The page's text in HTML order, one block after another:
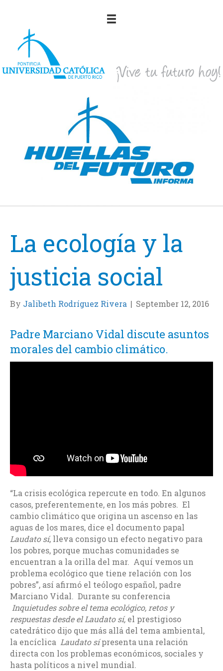
La ecología y la
justicia social
By Jalibeth Rodríguez Rivera | September 12, 2016
Padre Marciano Vidal discute asuntos
morales del cambio climático.
“La crisis ecológica repercute en todo. En algunos
casos, preferentemente, en los más pobres. El
cambio climático que origina un ascenso en las
aguas de los mares, dice el documento papal
Laudato sí, lleva consigo un efecto negativo para
los pobres, porque muchas comunidades se
encuentran a la orilla del mar. Aquí vemos un
problema ecológico que tiene relación con los
pobres”, así afirmó el teólogo español, padre
Marciano Vidal. Durante su conferencia
Inquietudes sobre el tema ecológico, retos y
respuestas desde el Laudato sí, el prestigioso
catedrático dijo que más allá del tema ambiental,
la encíclica Laudato sípresenta una relación
directa con los problemas económicos, sociales y
hasta políticos a nivel mundial.